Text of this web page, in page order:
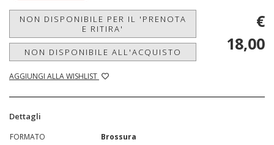
NON DISPONIBILE PER IL 'PRENOTA
E RITIRA'
NON DISPONIBILE ALL'ACQUISTO
AGGIUNGI ALLA WISHLIST
€
18,00
Dettagli
FORMATO
Brossura